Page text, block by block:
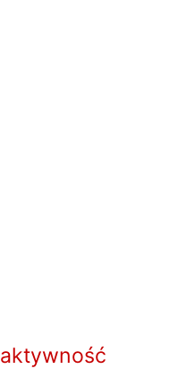
aktywność